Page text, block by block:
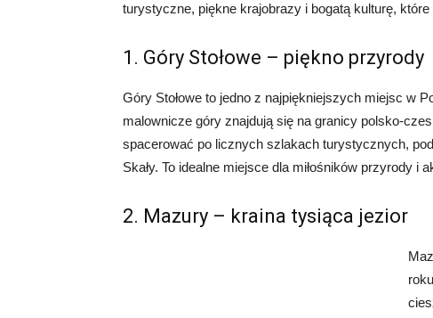
turystyczne, piękne krajobrazy i bogatą kulturę,
1. Góry Stołowe – piękno przyrody
Góry Stołowe to jedno z najpiękniejszych miejsc w
malownicze góry znajdują się na granicy polsko-
spacerować po licznych szlakach turystycznych,
Skały. To idealne miejsce dla miłośników przyrody i
2. Mazury – kraina tysiąca jezior